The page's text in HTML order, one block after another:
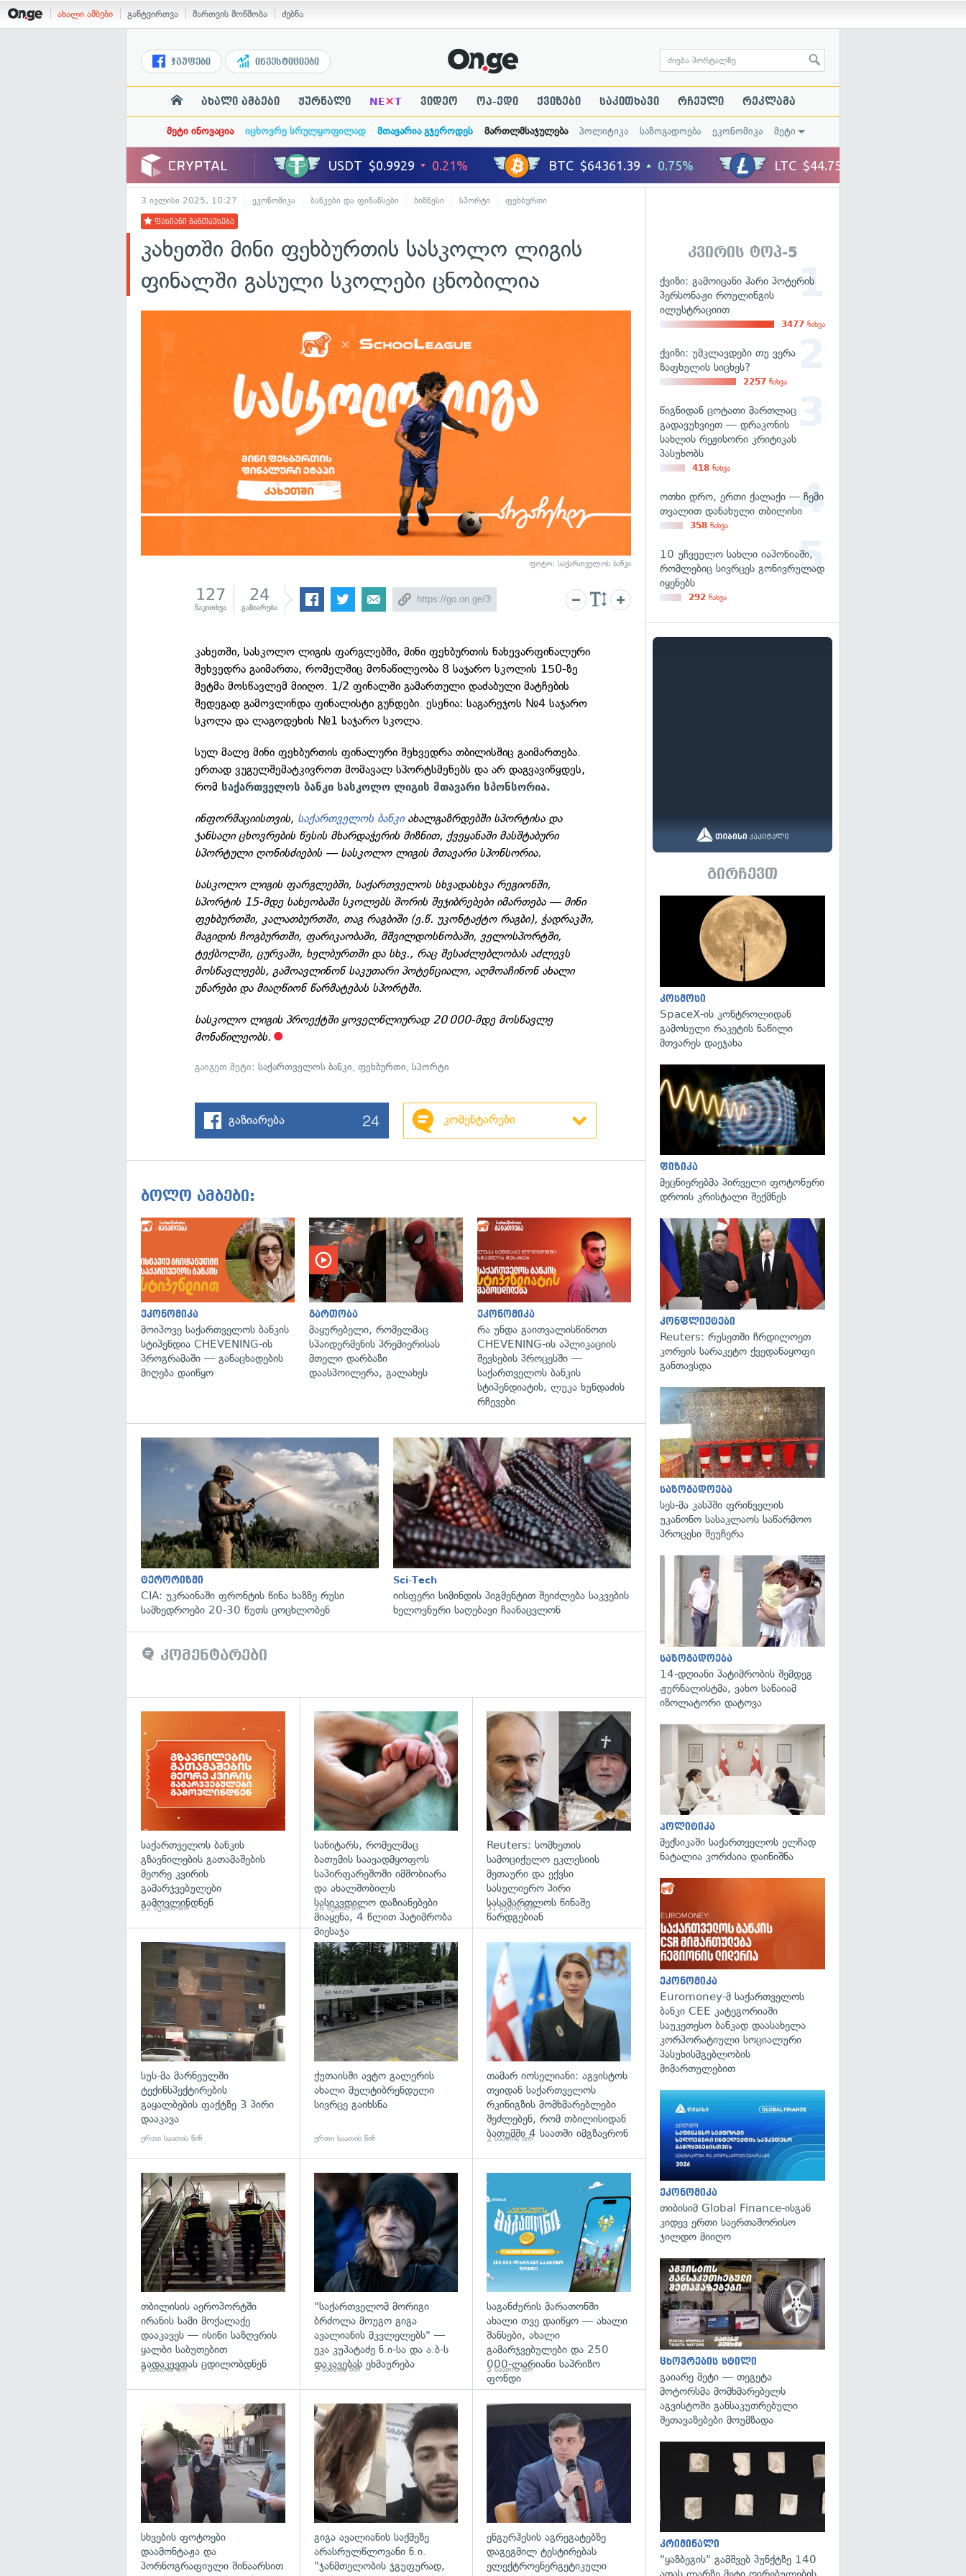
ახალი ამბები განტვირთვა მართვის მოწმობა ძებნა
ჯგუფები ინვესტიციები
ახალი ამბები ჟურნალი NE×T ვიდეო ოპ-ედი ქვიზები საკითხავი რჩეული რეკლამა
მეტი ინოვაცია იცხოვრე სრულყოფილად მთავარია გჯეროდეს მართლმსაჯულება პოლიტიკა საზოგადოება ეკონომიკა მეტი
3 ივლისი 2025, 10:27 ეკონომიკა ბანკები და ფინანსები ბიზნესი სპორტი ფეხბურთი
ფასიანი განთავსება
კახეთში მინი ფეხბურთის სასკოლო ლიგის
ფინალში გასული სკოლები ცნობილია
ფოტო: საქართველოს ბანკი
127
წაკითხვა
24
გაზიარება
კახეთში, სასკოლო ლიგის ფარგლებში, მინი ფეხბურთის ნახევარფინალური
შეხვედრა გაიმართა, რომელშიც მონაწილეობა 8 საჯარო სკოლის 150-ზე
მეტმა მოსწავლემ მიიღო. 1/2 ფინალში გამართული დაძაბული მატჩების
შედეგად გამოვლინდა ფინალისტი გუნდები. ესენია: საგარეჯოს №4 საჯარო
სკოლა და ლაგოდეხის №1 საჯარო სკოლა.
სულ მალე მინი ფეხბურთის ფინალური შეხვედრა თბილისშიც გაიმართება.
ერთად ვუგულშემატკივროთ მომავალ სპორტსმენებს და არ დაგვავიწყდეს,
რომ საქართველოს ბანკი სასკოლო ლიგის მთავარი სპონსორია.
ინფორმაციისთვის, საქართველოს ბანკი ახალგაზრდებში სპორტისა და
ჯანსაღი ცხოვრების წესის მხარდაჭერის მიზნით, ქვეყანაში მასშტაბური
სპორტული ღონისძიების — სასკოლო ლიგის მთავარი სპონსორია.
სასკოლო ლიგის ფარგლებში, საქართველოს სხვადასხვა რეგიონში,
სპორტის 15-მდე სახეობაში სკოლებს შორის შეჯიბრებები იმართება — მინი
ფეხბურთში, კალათბურთში, თაგ რაგბიში (ე.წ. უკონტაქტო რაგბი), ჭადრაკში,
მაგიდის ჩოგბურთში, ფარიკაობაში, მშვილდოსნობაში, ველოსპორტში,
ტექბოლში, ცურვაში, ხელბურთში და სხვ., რაც შესაძლებლობას აძლევს
მოსწავლეებს, გამოავლინონ საკუთარი პოტენციალი, აღმოაჩინონ ახალი
უნარები და მიაღწიონ წარმატებას სპორტში.
სასკოლო ლიგის პროექტში ყოველწლიურად 20 000-მდე მოსწავლე
მონაწილეობს.
გაიგეთ მეტი:საქართველოს ბანკი,ფეხბურთი,სპორტი
გაზიარება 24 კომენტარები
ბოლო ამბები:
ეკონომიკა
მოიპოვე საქართველოს ბანკის
სტიპენდია CHEVENING-ის
პროგრამაში — განაცხადების
მიღება დაიწყო
გართობა
მაყურებელი, რომელმაც
სპაიდერმენის პრემიერისას
მთელი დარბაზი
დაასპოილერა, გალახეს
ეკონომიკა
რა უნდა გაითვალისწინოთ
CHEVENING-ის აპლიკაციის
შევსების პროცესში —
საქართველოს ბანკის
სტიპენდიატის, ლუკა ხუნდაძის
რჩევები
გადახედვა
ტერორიზმი
CIA: უკრაინაში ფრონტის წინა ხაზზე რუსი
სამხედროები 20-30 წუთს ცოცხლობენ
გადახედვა
Sci-Tech
იისფერი სიმინდის პიგმენტით შეიძლება საკვების
ხელოვნური საღებავი ჩაანაცვლონ
კომენტარები
საქართველოს ბანკის
გზავნილების გათამაშების
მეორე კვირის
გამარჯვებულები
გამოვლინდნენ
22 წუთის წინ
გადახედვა
სანიტარს, რომელმაც
ბათუმის საავადმყოფოს
საპირფარეშოში იმშობიარა
და ახალშობილს
სასიკვდილო დაზიანებები
მიაყენა, 4 წლით პატიმრობა
მიესაჯა
26 წუთის წინ
გადახედვა
Reuters: სომხეთის
სამოციქულო ეკლესიის
მეთაური და ექვსი
სასულიერო პირი
სასამართლოს წინაშე
წარდგებიან
51 წუთის წინ
გადახედვა
სუს-მა მარნეულში
ტექინსპექტირების
გაყალბების ფაქტზე 3 პირი
დააკავა
ერთი საათის წინ
ქუთაისში ავტო გალერის
ახალი მულტიბრენდული
სივრცე გაიხსნა
ერთი საათის წინ
გადახედვა
თამარ იოსელიანი: აგვისტოს
თვიდან საქართველოს
რკინიგზის მომხმარებლები
შეძლებენ, რომ თბილისიდან
ბათუმში 4 საათში იმგზავრონ
2 საათის წინ
გადახედვა
თბილისის აეროპორტში
ირანის სამი მოქალაქე
დააკავეს — ისინი საზღვრის
ყალბი საბუთებით
გადაკვეთას ცდილობდნენ
2 საათის წინ
"საქართველომ მორიგი
ბრძოლა მოუგო გიგა
ავალიანის მკვლელებს" —
ეკა კუპატაძე ნ.ი-სა და ა.ბ-ს
დაკავებას ეხმაურება
3 საათის წინ
საგანძურის მარათონში
ახალი თვე დაიწყო — ახალი
შანსები, ახალი
გამარჯვებულები და 250
000-ლარიანი საპრიზო
ფონდი
3 საათის წინ
გადახედვა
სხვების ფოტოები
დაამონტაჟა და
პორნოგრაფიული შინაარსით
გიგა ავალიანის საქმეზე
არასრულწლოვანი ნ.ი.
"ჯანმთელობის ჯგუფურად,
გადახედვა
ენგურჰესის აგრეგატებზე
დაგეგმილ ტესტირებას
ელექტროენერგეტიკული
კვირის ტოპ-5
ქვიზი: გამოიცანი ჰარი პოტერის
პერსონაჟი როულინგის
ილუსტრაციით
3477 ნახვა
ქვიზი: უმკლავდები თუ ვერა
ზაფხულის სიცხეს?
2257 ნახვა
წიგნიდან ცოტათი მართლაც
გადავუხვიეთ — დრაკონის
სახლის რეჟისორი კრიტიკას
პასუხობს
418 ნახვა
ოთხი დრო, ერთი ქალაქი — ჩემი
თვალით დანახული თბილისი
358 ნახვა
10 უჩვეულო სახლი იაპონიაში,
რომლებიც სივრცეს გონივრულად
იყენებს
292 ნახვა
გირჩევთ
კოსმოსი
SpaceX-ის კონტროლიდან
გამოსული რაკეტის ნაწილი
მთვარეს დაეჯახა
ფიზიკა
მეცნიერებმა პირველი ფოტონური
დროის კრისტალი შექმნეს
კონფლიქტები
Reuters: რუსეთში ჩრდილოეთ
კორეის სარაკეტო ქვედანაყოფი
განთავსდა
საზოგადოება
სეს-მა კასპში ფრინველის
უკანონო სასაკლაოს საწარმოო
პროცესი შეუჩერა
საზოგადოება
14-დღიანი პატიმრობის შემდეგ
ჟურნალისტმა, ვახო სანაიამ
იზოლატორი დატოვა
პოლიტიკა
მექსიკაში საქართველოს ელჩად
ნატალია კორძაია დაინიშნა
ეკონომიკა
Euromoney-მ საქართველოს
ბანკი CEE კატეგორიაში
საუკეთესო ბანკად დაასახელა
კორპორატიული სოციალური
პასუხისმგებლობის
მიმართულებით
ეკონომიკა
თიბისიმ Global Finance-ისგან
კიდევ ერთი საერთაშორისო
ჯილდო მიიღო
ცხოვრების სტილი
გაიარე მეტი — თეგეტა
მოტორსმა მომხმარებელს
აგვისტოში განსაკუთრებული
შეთავაზებები მოუმზადა
კრიმინალი
"ყაზბეგის" გამშვებ პუნქტზე 140